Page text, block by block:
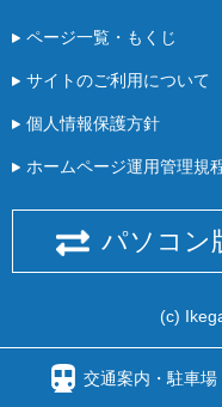
ページ一覧・もくじ
サイトのご利用について
個人情報保護方針
ホームページ運用管理規
パソコン
(c)
交通案内・駐車場